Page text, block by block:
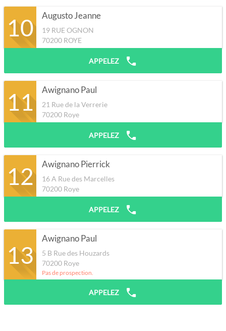
10 Augusto Jeanne
19 RUE OGNON
70200 ROYE
APPELEZ
11 Awignano Paul
21 Rue de la Verrerie
70200 Roye
APPELEZ
12 Awignano Pierrick
16 A Rue des Marcelles
70200 Roye
APPELEZ
13
Awignano Paul
5 B Rue des Houzards
70200 Roye
Pas de prospection.
APPELEZ